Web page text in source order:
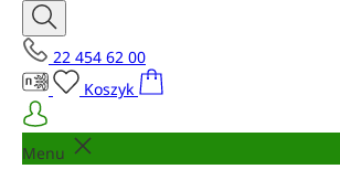
22 454 62 00
Koszyk
Menu